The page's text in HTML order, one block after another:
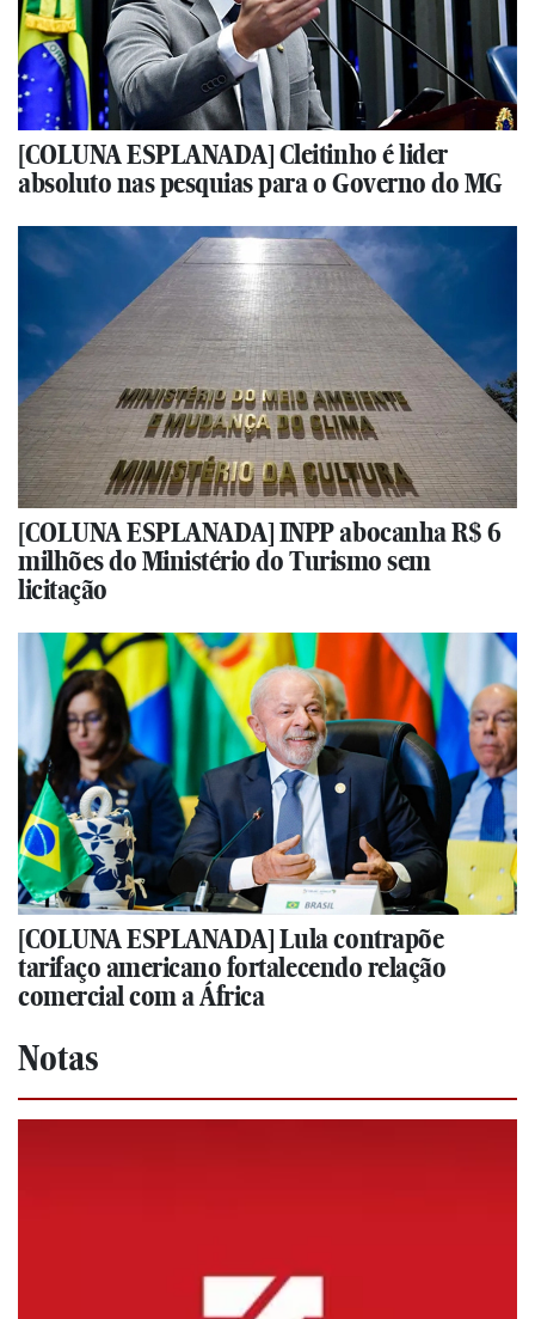
[COLUNA ESPLANADA] Cleitinho é lider
absoluto nas pesquias para o Governo do MG
[COLUNA ESPLANADA] INPP abocanha R$ 6
milhões do Ministério do Turismo sem
licitação
[COLUNA ESPLANADA] Lula contrapõe
tarifaço americano fortalecendo relação
comercial com a África
Notas